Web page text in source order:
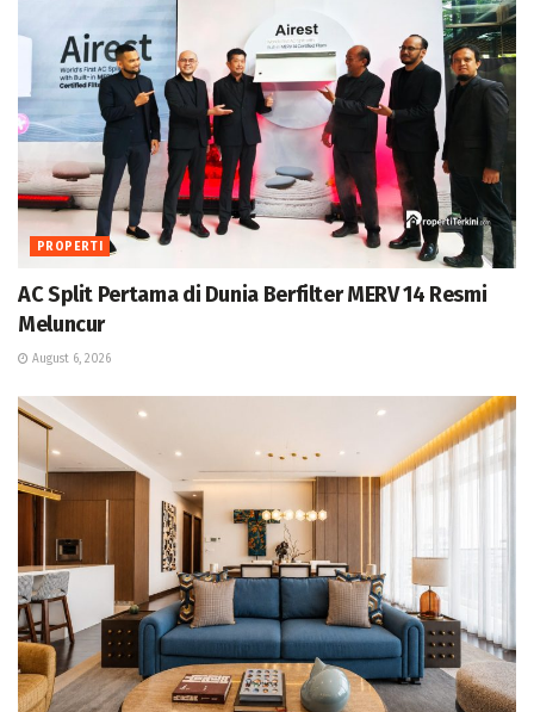
PROPERTI
AC Split Pertama di Dunia Berfilter MERV 14 Resmi
Meluncur
August 6, 2026